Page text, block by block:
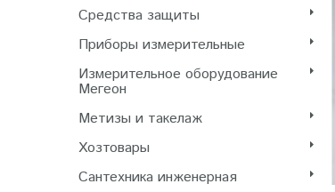
Cредства защиты
Приборы измерительные
Измерительное оборудование
Мегеон
Метизы и такелаж
Хозтовары
Сантехника инженерная